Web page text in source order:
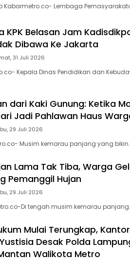
Kabarmetro.co- Lembaga
KPK Belasan Jam
Dibawa Ke Jakarta
31 Juli 2026
Kepala Dinas Pendidikan dan
dari Kaki Gunung: Ketika
Jadi Pahlawan Haus
29 Juli 2026
Musim kemarau panjang yang
Lama Tak Tiba, Warga
Pemanggil Hujan
29 Juli 2026
Di tengah musim kemarau
Mulai Terungkap,
Desak Polda
Walikota Metro